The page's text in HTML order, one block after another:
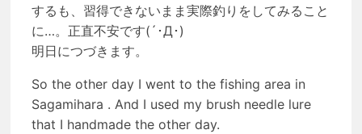
するも、習得できないまま実際釣りをしてみること
に…。正直不安です(´･Д･)
明日につづきます。
So the other day I went to the fishing area in
Sagamihara . And I used my brush needle lure
that I handmade the other day.